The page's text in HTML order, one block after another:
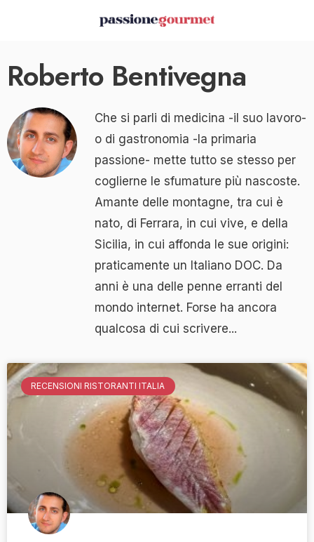
Roberto Bentivegna
Che si parli di medicina -il suo lavoro-
o di gastronomia -la primaria
passione- mette tutto se stesso per
coglierne le sfumature più nascoste.
Amante delle montagne, tra cui è
nato, di Ferrara, in cui vive, e della
Sicilia, in cui affonda le sue origini:
praticamente un Italiano DOC. Da
anni è una delle penne erranti del
mondo internet. Forse ha ancora
qualcosa di cui scrivere...
RECENSIONI RISTORANTI ITALIA